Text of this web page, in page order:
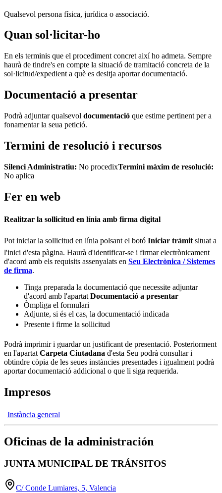
Qualsevol persona física, jurídica o associació.
Quan sol·licitar-ho
En els terminis que el procediment concret així ho admeta. Sempre
haurà de tindre's en compte la situació de tramitació concreta de la
sol·licitud/expedient a què es desitja aportar documentació.
Documentació a presentar
Podrà adjuntar qualsevol documentació que estime pertinent per a
fonamentar la seua petició.
Termini de resolució i recursos
Silenci Administratiu: No procedixTermini màxim de resolució:
No aplica
Fer en web
Realitzar la sollicitud en línia amb firma digital
Pot iniciar la sollicitud en línia polsant el botó Iniciar tràmit situat a
l'inici d'esta pàgina. Haurà d'identificar-se i firmar electrònicament
d'acord amb els requisits assenyalats en Seu Electrònica / Sistemes
de firma.
Tinga preparada la documentació que necessite adjuntar
d'acord amb l'apartat Documentació a presentar
Òmpliga el formulari
Adjunte, si és el cas, la documentació indicada
Presente i firme la sollicitud
Podrà imprimir i guardar un justificant de presentació. Posteriorment
en l'apartat Carpeta Ciutadana d'esta Seu podrà consultar i
obtindre còpia de les seues instàncies presentades i igualment podrà
aportar documentació addicional o que li siga requerida.
Impresos
Instància general
Oficinas de la administración
JUNTA MUNICIPAL DE TRÁNSITOS
C/ Conde Lumiares, 5, Valencia